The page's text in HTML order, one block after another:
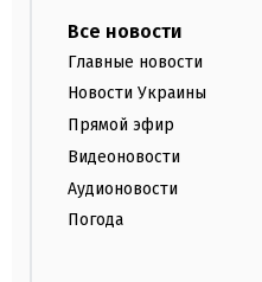
Все новости
Главные новости
Новости Украины
Прямой эфир
Видеоновости
Аудионовости
Погода